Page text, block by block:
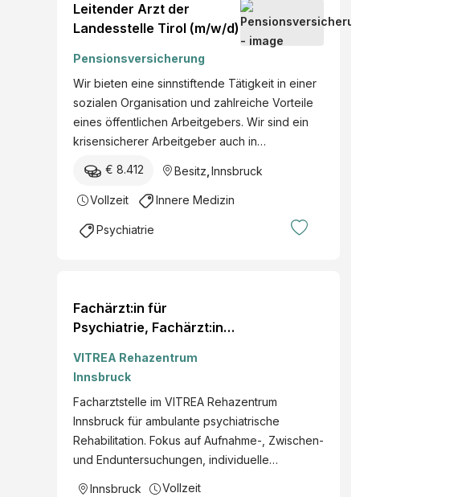
Leitender Arzt der
Landesstelle Tirol (m/w/d)
Pensionsversicherung
Wir bieten eine sinnstiftende Tätigkeit in einer
sozialen Organisation und zahlreiche Vorteile
eines öffentlichen Arbeitgebers. Wir sind ein
krisensicherer Arbeitgeber auch in…
€ 8.412 Besitz Innsbruck
Vollzeit Innere Medizin
Psychiatrie
Fachärzt:in für
Psychiatrie, Fachärzt:in
Psychotherapeutische
Medizin, Fachärzt:in
Psychiatrie und
Neurologie (m/w/d)
VITREA Rehazentrum
Innsbruck
Facharztstelle im VITREA Rehazentrum
Innsbruck für ambulante psychiatrische
Rehabilitation. Fokus auf Aufnahme-, Zwischen-
und Enduntersuchungen, individuelle…
Innsbruck Vollzeit